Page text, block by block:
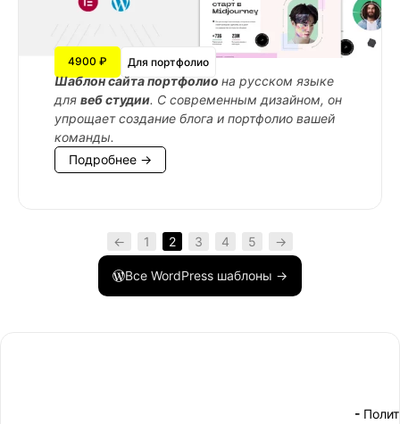
4900 ₽ Для портфолио
Шаблон сайта портфолио на русском языке
для веб студии. С современным дизайном, он
упрощает создание блога и портфолио вашей
команды.
Подробнее →
← 1 2 3 4 5 →
Все WordPress шаблоны →
-
-